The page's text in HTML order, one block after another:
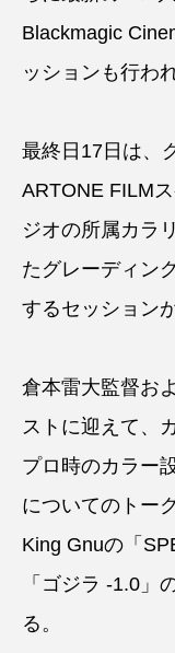
Blackmagic
ッションも行わ
最終日17日は、
ARTONE FILM
ジオの所属カラ
たグレーディン
するセッション
倉本雷大監督お
ストに迎えて、
プロ時のカラー
についてのトー
King Gnuの「
「ゴジラ -1.0」
る。